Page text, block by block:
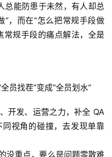
能防患于未然，有人却总
”，而在“怎么把常规手段做
常规手段的痛点解法，全是
员找茬”变成“全员划水”
开发、运营之力，补全 QA
视角的碰撞，去发现单靠
没重点，要么是问题零散难